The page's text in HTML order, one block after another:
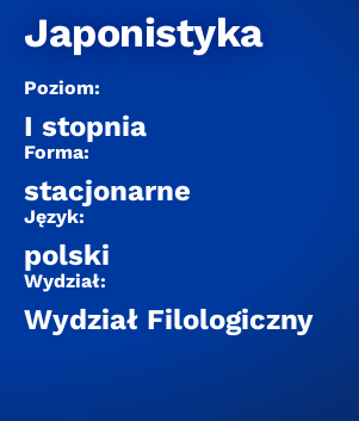
Japonistyka
Poziom:
I stopnia
Forma:
stacjonarne
Język:
polski
Wydział:
Wydział Filologiczny